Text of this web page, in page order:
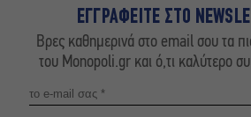
ΕΓΓΡΑΦΕΙΤΕ ΣΤΟ
Βρες καθημερινά στο email σου τα
του Monopoli.gr και ό,τι καλύτερο